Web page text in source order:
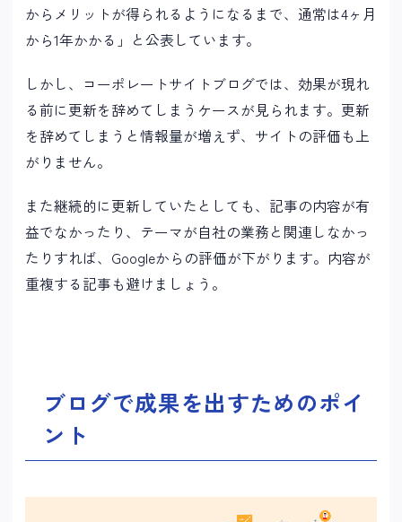
からメリットが得られるようになるまで、通常は4ヶ月
から1年かかる」と公表しています。
しかし、コーポレートサイトブログでは、効果が現れ
る前に更新を辞めてしまうケースが見られます。更新
を辞めてしまうと情報量が増えず、サイトの評価も上
がりません。
また継続的に更新していたとしても、記事の内容が有
益でなかったり、テーマが自社の業務と関連しなかっ
たりすれば、Googleからの評価が下がります。内容が
重複する記事も避けましょう。
ブログで成果を出すためのポイ
ント